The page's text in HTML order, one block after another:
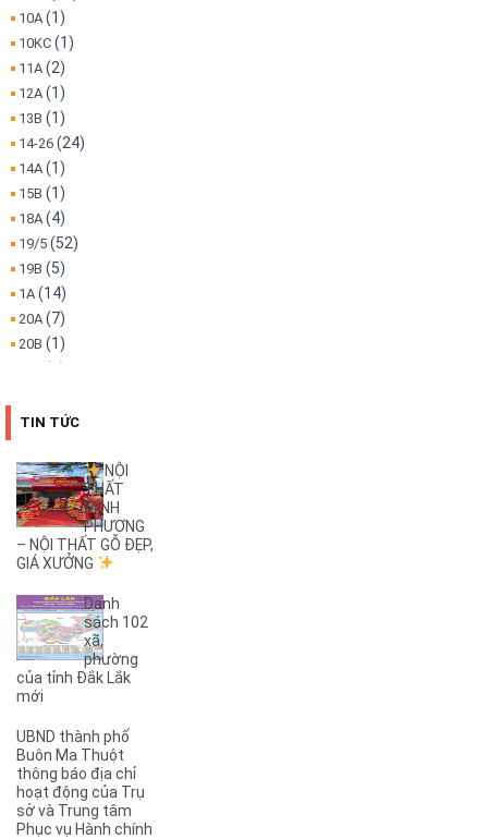
10A (1)
10KC (1)
11A (2)
12A (1)
13B (1)
14-26 (24)
14A (1)
15B (1)
18A (4)
19/5 (52)
19B (5)
1A (14)
20A (7)
20B (1)
25B(4)
26B(1)
27B(2)
2KC(1)
30/4(29)
32(1)
32A(1)
3A(1)
3B(3)
3KC (1)
4A(1)
5A(1)
5KC(3)
6A(1)
6B (1)
TIN TỨC
NỘI
THẤT
MINH
PHƯƠNG
– NỘI THẤT GỖ ĐẸP,
GIÁ XƯỞNG
Danh
sách 102
xã,
phường
của tỉnh Đắk Lắk
mới
UBND thành phố
Buôn Ma Thuột
thông báo địa chỉ
hoạt động của Trụ
sở và Trung tâm
Phục vụ Hành chính